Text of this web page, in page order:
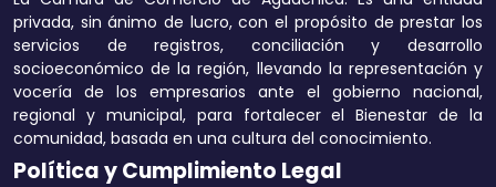
privada, sin ánimo de lucro, con el propósito de prestar los
servicios de registros, conciliación y desarrollo
socioeconómico de la región, llevando la representación y
vocería de los empresarios ante el gobierno nacional,
regional y municipal, para fortalecer el Bienestar de la
comunidad, basada en una cultura del conocimiento.
Política y Cumplimiento Legal
Aumentar el
texto
Disminuir el
texto
Aumentar la